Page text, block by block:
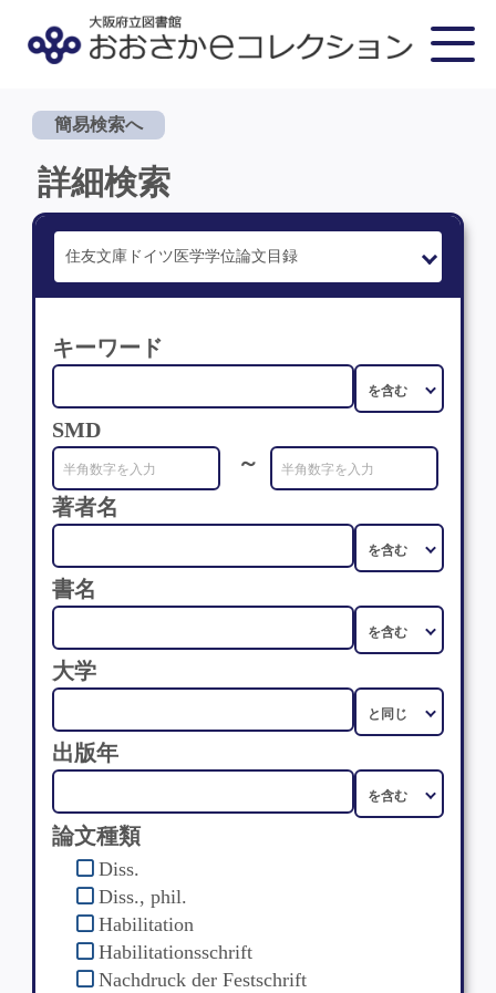
簡易検索へ
詳細検索
キーワード
SMD
～
著者名
書名
大学
出版年
論文種類
Diss.
Diss., phil.
Habilitation
Habilitationsschrift
Nachdruck der Festschrift